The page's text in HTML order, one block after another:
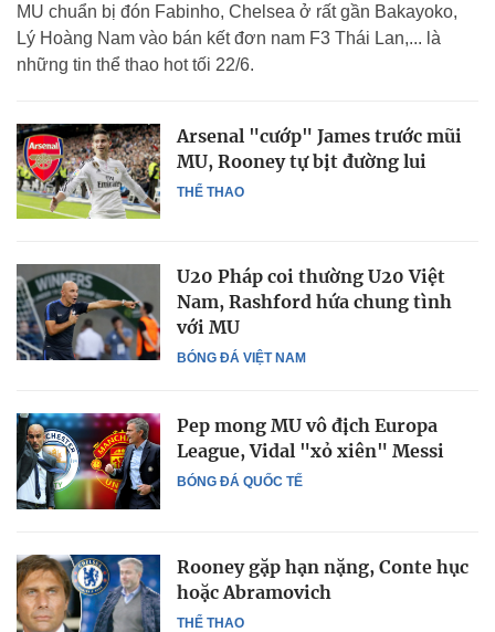
MU chuẩn bị đón Fabinho, Chelsea ở rất gần Bakayoko,
Lý Hoàng Nam vào bán kết đơn nam F3 Thái Lan,... là
những tin thể thao hot tối 22/6.
THỂ THAO
Arsenal "cướp" James trước mũi
MU, Rooney tự bịt đường lui
BÓNG ĐÁ VIỆT NAM
U20 Pháp coi thường U20 Việt
Nam, Rashford hứa chung tình
với MU
BÓNG ĐÁ QUỐC TẾ
Pep mong MU vô địch Europa
League, Vidal "xỏ xiên" Messi
THỂ THAO
Rooney gặp hạn nặng, Conte hục
hoặc Abramovich